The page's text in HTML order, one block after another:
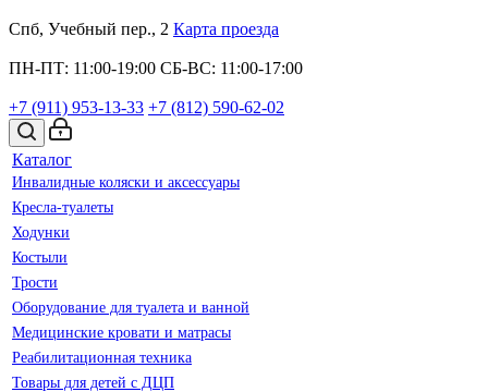
Спб, Учебный пер., 2 Карта проезда
ПН-ПТ: 11:00-19:00 СБ-ВС: 11:00-17:00
+7 (911) 953-13-33 +7 (812) 590-62-02
Каталог
Инвалидные коляски и аксессуары
Кресла-туалеты
Ходунки
Костыли
Трости
Оборудование для туалета и ванной
Медицинские кровати и матрасы
Реабилитационная техника
Товары для детей с ДЦП